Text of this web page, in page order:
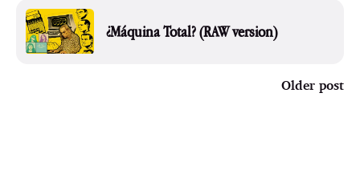
¿Máquina Total? (RAW version)
Older post